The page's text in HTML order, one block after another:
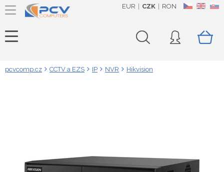
CZ EN SK
EUR CZK RON
pcvcomp.cz CCTV a EZS IP NVR Hikvision